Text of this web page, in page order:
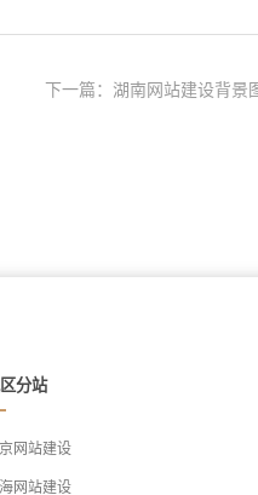
下一篇：湖南网站建设背景
分站
网站建设
网站建设